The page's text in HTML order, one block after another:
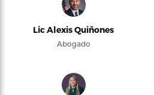
Lic Alexis Quiñones
Abogado